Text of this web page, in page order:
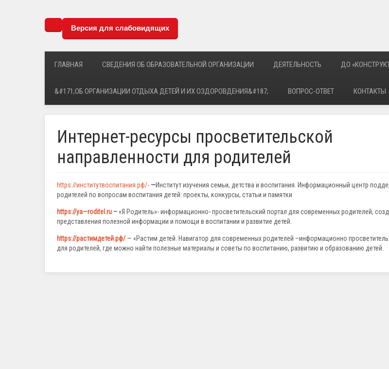
Версия для слабовидящих
ГЛАВНАЯ СВЕДЕНИЯ ОБ ОБРАЗОВАТЕЛЬНОЙ ОРГАНИЗАЦИИ ДЕЯТЕЛЬНОСТЬ ДО
&#171;ОБ ОРГАНИЗАЦИИ ОТДЫХА ДЕТЕЙ И ИХ ОЗДОРОВДЕНИЯ&#187; ВОПРОС-ОТВЕТ КОНТАКТЫ
Интернет-ресурсы просветительской
направленности для родителей
https://институтвоспитания.рф/- —Институт изучения семьи, детства и воспитания. Информационный центр
родителей по вопросам воспитания детей: проекты, конкурсы, статьи и памятки
https://ya—roditel .ru –«Я Родитель»- информационно- просветительский портал для современных родителей,
представления полезной информации и помощи в воспитании и развитие детей.
https://растимдетей.рф/ — «Растим детей. Навигатор для современных родителей –информационно
для родителей, где можно найти полезные материалы и советы по воспитанию, развитию и образованию детей.